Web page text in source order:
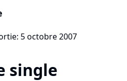
5 octobre 2007
single